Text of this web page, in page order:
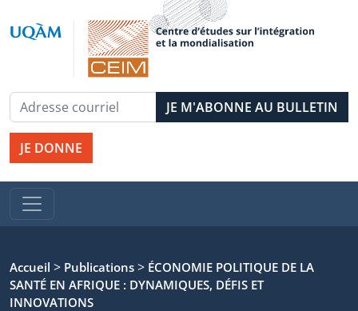
JE DONNE
Accueil > Publications > ÉCONOMIE POLITIQUE DE LA
SANTÉ EN AFRIQUE : DYNAMIQUES, DÉFIS ET
INNOVATIONS